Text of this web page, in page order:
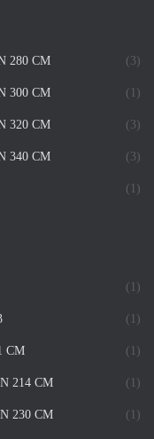
280 CM (3)
300 CM (1)
320 CM (3)
340 CM (3)
(1)
(1)
(1)
CM (1)
214 CM (1)
230 CM (1)